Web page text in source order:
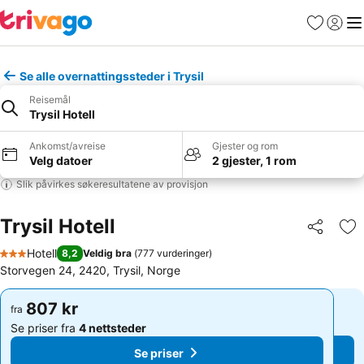
Favoritter
Logg
Se alle overnattingssteder i Trysil
Reisemål
Trysil Hotell
Ankomst/avreise
Velg datoer
Gjester og rom
2 gjester, 1 rom
Slik påvirkes søkeresultatene av provisjon
Trysil Hotell Del
3 Stjerner
Hotell 8,2 Veldig bra (777 vurderinger)
Storvegen 24, 2420, Trysil, Norge
fra 807 kr
Se priser fra 4 nettsteder
Se priser
fra 807 kr
Se priser fra 4 nettsteder
Se priser